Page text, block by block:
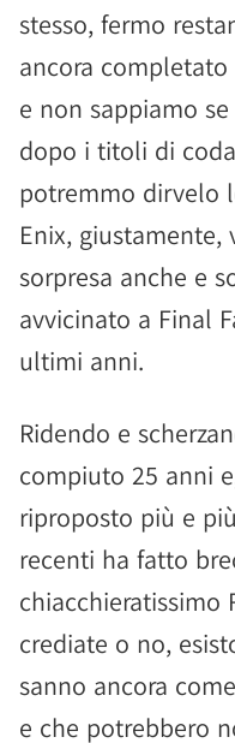
stesso, fermo
ancora
e non sappiamo
dopo i titoli di
potremmo dirvelo
Enix,
sorpresa anche e
avvicinato a Final
ultimi anni.
Ridendo e
compiuto 25 anni
riproposto più e
recenti ha fatto
chiacchieratissimo
crediate o no,
sanno ancora
e che potrebbero